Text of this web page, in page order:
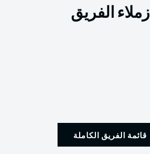
زملاء الفريق
قائمة الفريق الكاملة